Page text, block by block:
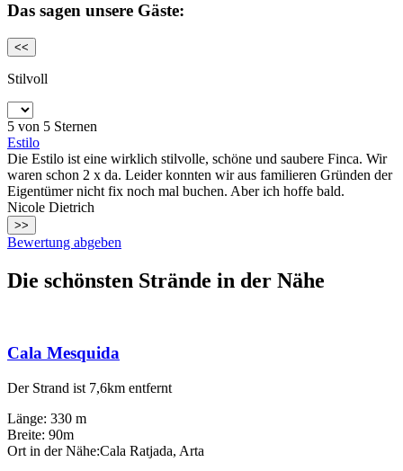
Das sagen unsere Gäste:
<<
Stilvoll
5 von 5 Sternen
Estilo
Die Estilo ist eine wirklich stilvolle, schöne und saubere Finca. Wir
waren schon 2 x da. Leider konnten wir aus familieren Gründen der
Eigentümer nicht fix noch mal buchen. Aber ich hoffe bald.
Nicole Dietrich
>>
Bewertung abgeben
Die schönsten Strände in der Nähe
Cala Mesquida
Der Strand ist 7,6km entfernt
Länge: 330 m
Breite: 90m
Ort in der Nähe:Cala Ratjada, Arta